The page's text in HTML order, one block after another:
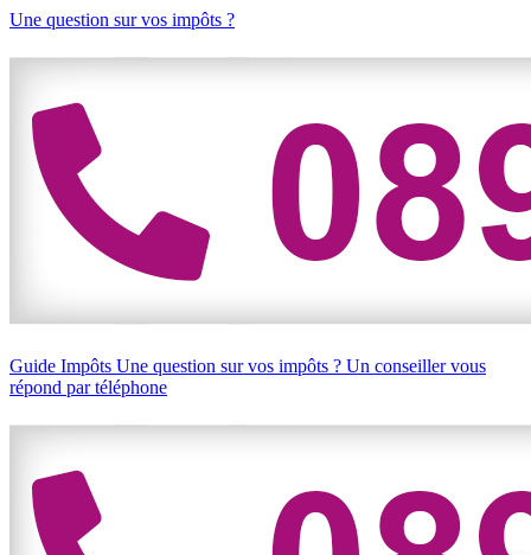
Une question sur vos impôts ?
Guide Impôts Une question sur vos impôts ? Un conseiller vous
répond par téléphone